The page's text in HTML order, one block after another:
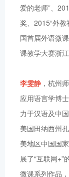
爱的老师”、
奖、2015“外
国首届外语微
课教学大赛浙
李雯静 ，杭州
应用语言学博
力于汉语及中
美国田纳西州
美地区中国国
展了“互联网+”
微课系列作品